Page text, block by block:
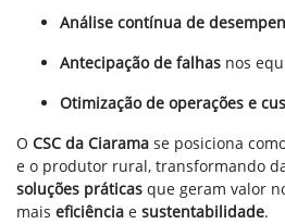
Análise contínua de
Antecipação de falhas nos
Otimização de operações e
O CSC da Ciarama se posiciona
e o produtor rural, transformando
soluções práticas que geram valor
mais eficiência e sustentabilidade.